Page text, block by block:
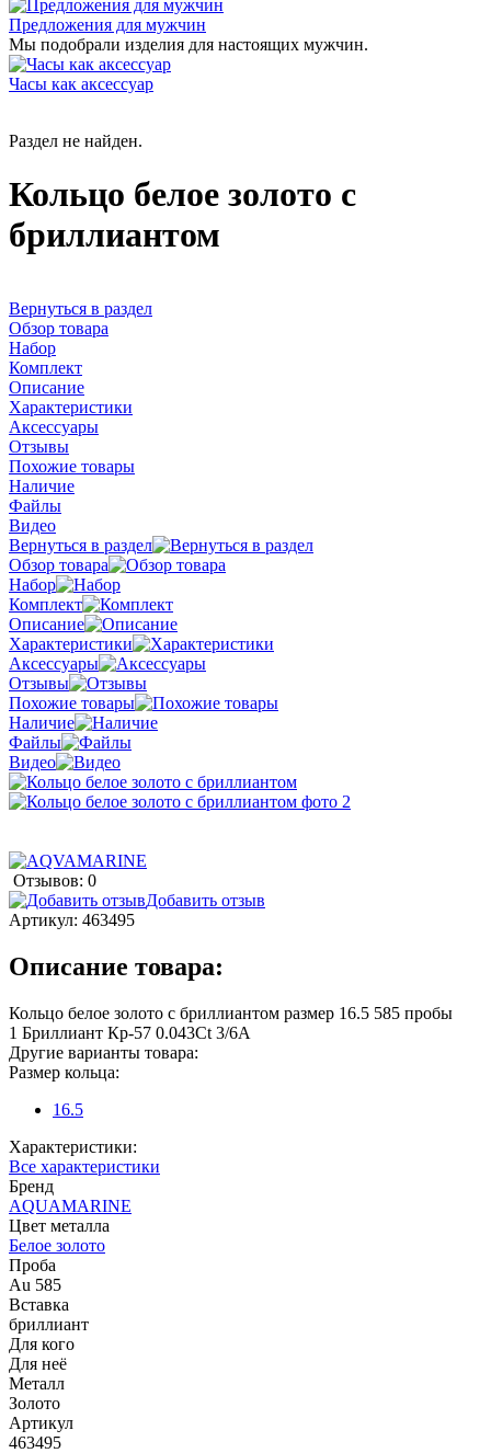
Предложения для мужчин
Мы подобрали изделия для настоящих мужчин.
Часы как аксессуар
Раздел не найден.
Кольцо белое золото с
бриллиантом
Вернуться в раздел
Обзор товара
Набор
Комплект
Описание
Характеристики
Аксессуары
Отзывы
Похожие товары
Наличие
Файлы
Видео
Вернуться в раздел
Обзор товара
Набор
Комплект
Описание
Характеристики
Аксессуары
Отзывы
Похожие товары
Наличие
Файлы
Видео
Отзывов: 0
Добавить отзыв
Артикул: 463495
Описание товара:
Кольцо белое золото с бриллиантом размер 16.5 585 пробы
1 Бриллиант Кр-57 0.043Ct 3/6А
Другие варианты товара:
Размер кольца:
16.5
Характеристики:
Все характеристики
Бренд
AQUAMARINE
Цвет металла
Белое золото
Проба
Au 585
Вставка
бриллиант
Для кого
Для неё
Металл
Золото
Артикул
463495